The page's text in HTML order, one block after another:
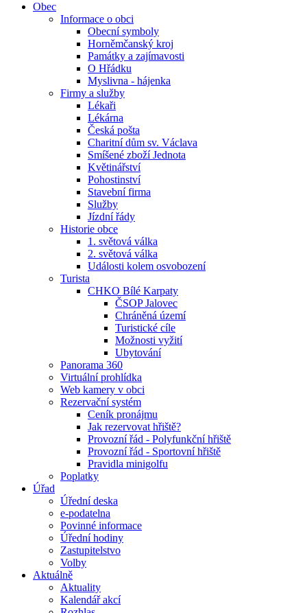
Obec
Informace o obci
Obecní symboly
Horněmčanský kroj
Památky a zajímavosti
O Hřádku
Myslivna - hájenka
Firmy a služby
Lékaři
Lékárna
Česká pošta
Charitní dům sv. Václava
Smíšené zboží Jednota
Květinářství
Pohostinství
Stavební firma
Služby
Jízdní řády
Historie obce
1. světová válka
2. světová válka
Události kolem osvobození
Turista
CHKO Bílé Karpaty
ČSOP Jalovec
Chráněná území
Turistické cíle
Možnosti vyžití
Ubytování
Panorama 360
Virtuální prohlídka
Web kamery v obci
Rezervační systém
Ceník pronájmu
Jak rezervovat hřiště?
Provozní řád - Polyfunkční hřiště
Provozní řád - Sportovní hřiště
Pravidla minigolfu
Poplatky
Úřad
Úřední deska
e-podatelna
Povinné informace
Úřední hodiny
Zastupitelstvo
Volby
Aktuálně
Aktuality
Kalendář akcí